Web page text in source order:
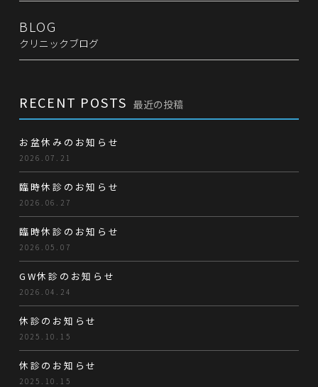
BLOG
クリニックブログ
RECENT POSTS 最近の投稿
お盆休みのお知らせ
2026.07.21
臨時休診のお知らせ
2026.06.27
臨時休診のお知らせ
2026.05.07
GW休診のお知らせ
2026.04.24
休診のお知らせ
2025.10.15
休診のお知らせ
2025.10.15